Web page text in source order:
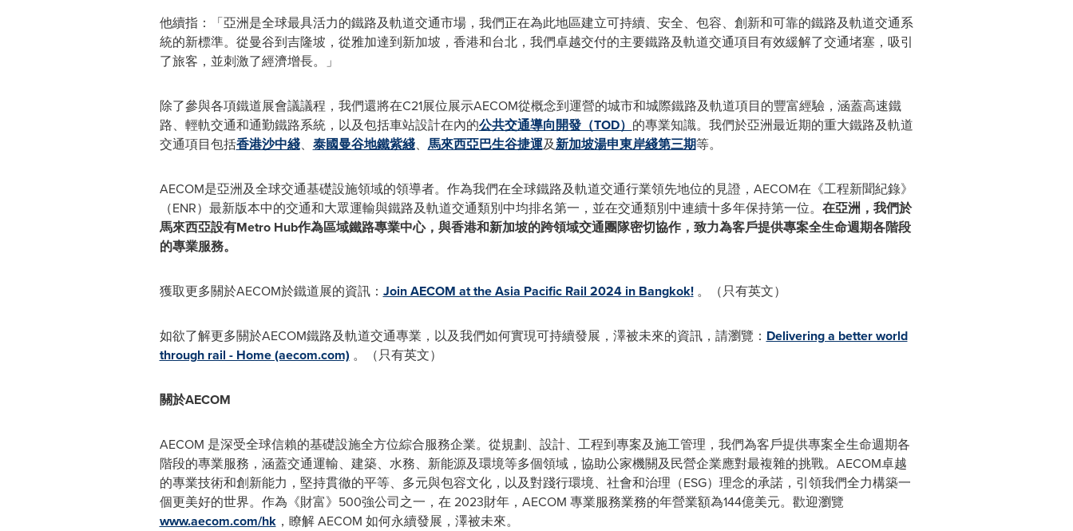
他續指：「亞洲是全球最具活力的鐵路及軌道交通市場，我們正在為此地區建立可持續、安全、包容、創新和可靠的鐵路及軌道交通系
統的新標準。從曼谷到吉隆坡，從雅加達到新加坡，香港和台北，我們卓越交付的主要鐵路及軌道交通項目有效緩解了交通堵塞，吸引
了旅客，並刺激了經濟增長。」
除了參與各項鐵道展會議議程， 我們還將在C21展位展示AECOM從概念到運營的城市和城際鐵路及軌道項目的豐富經驗，涵蓋高速鐵
路、輕軌交通和通勤鐵路系統，以及包括車站設計在內的公共交通導向開發（TOD） 的專業知識。 我們於亞洲最近期的重大鐵路及軌道
交通項目包括香港沙中綫、 泰國曼谷地鐵紫綫、 馬來西亞巴生谷捷運及新加坡湯申東岸綫第三期等。
AECOM是亞洲及全球交通基礎設施領域的領導者。作為我們在全球鐵路及軌道交通行業領先地位的見證，AECOM在《工程新聞紀錄》
（ENR）最新版本中的交通和大眾運輸與鐵路及軌道交通類別中均排名第一，並在交通類別中連續十多年保持第一位。 在亞洲， 我們於
馬來西亞設有Metro Hub作為區域鐵路專業中心，與香港和新加坡的跨領域交通團隊密切協作，致力為客戶提供專案全生命週期各階段
的專業服務。
獲取更多關於AECOM於鐵道展的資訊： Join AECOM at the Asia Pacific Rail 2024 in Bangkok!。（只有英文）
如欲了解更多關於AECOM鐵路及軌道交通專業，以及我們如何實現可持續發展，澤被未來的資訊，請瀏覽： Delivering a better world
through rail - Home (aecom.com) 。（只有英文）
關於AECOM
AECOM 是深受全球信賴的基礎設施全方位綜合服務企業。從規劃、設計、工程到專案及施工管理，我們為客戶提供專案全生命週期各
階段的專業服務，涵蓋交通運輸、建築、水務、新能源及環境等多個領域，協助公家機關及民營企業應對最複雜的挑戰。AECOM卓越
的專業技術和創新能力，堅持貫徹的平等、多元與包容文化，以及對踐行環境、社會和治理（ESG）理念的承諾，引領我們全力構築一
個更美好的世界。作為《財富》500強公司之一，在 2023財年，AECOM 專業服務業務的年營業額為144億美元。歡迎瀏覽
www.aecom.com/hk，瞭解 AECOM 如何永續發展，澤被未來。